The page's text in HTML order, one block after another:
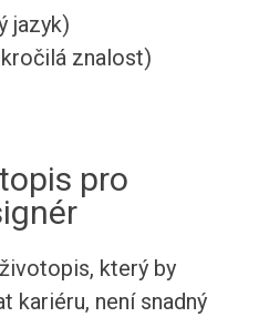
jazyk)
znalost)
pro
který by
kariéru, není snadný